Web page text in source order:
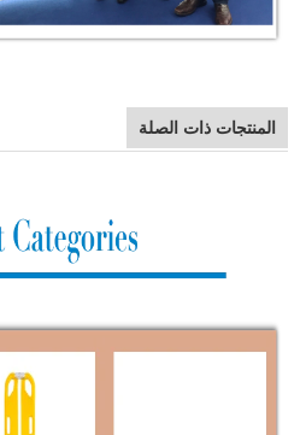
المنتجات ذات الصلة